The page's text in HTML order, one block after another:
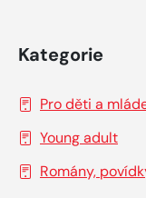
Kategorie
Pro děti a
Young adult
Romány,